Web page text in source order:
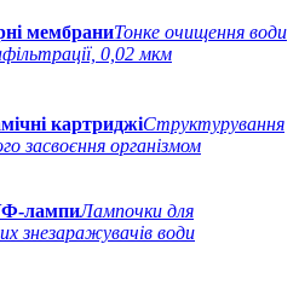
мембраниТонке очищення води
0,02 мкм
картриджіСтруктурування
засвоєння організмом
лампиЛампочки для
знезаражувачів води